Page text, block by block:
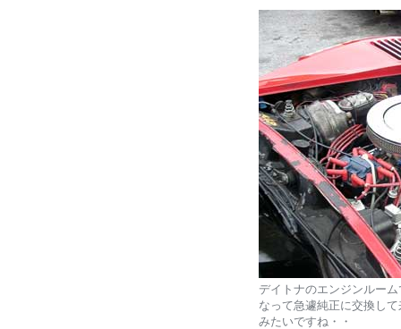
デイトナのエンジンルー
なって急遽純正に交換し
みたいですね・・